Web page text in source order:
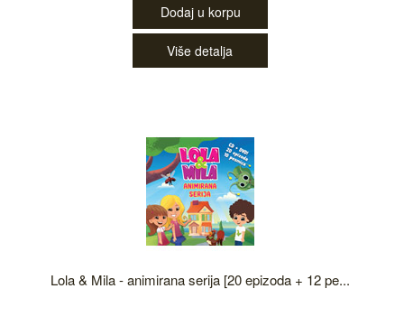
Dodaj u korpu
Više detalja
Lola & Mila - animirana serija [20 epizoda + 12 pe...